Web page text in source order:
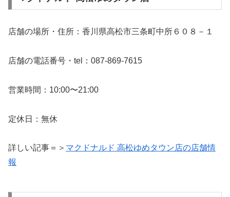
店舗の場所・住所：香川県高松市三条町中所６０８－１
店舗の電話番号・tel：087-869-7615
営業時間：10:00〜21:00
定休日：無休
詳しい記事＝＞ マクドナルド 高松ゆめタウン店の店舗情
報